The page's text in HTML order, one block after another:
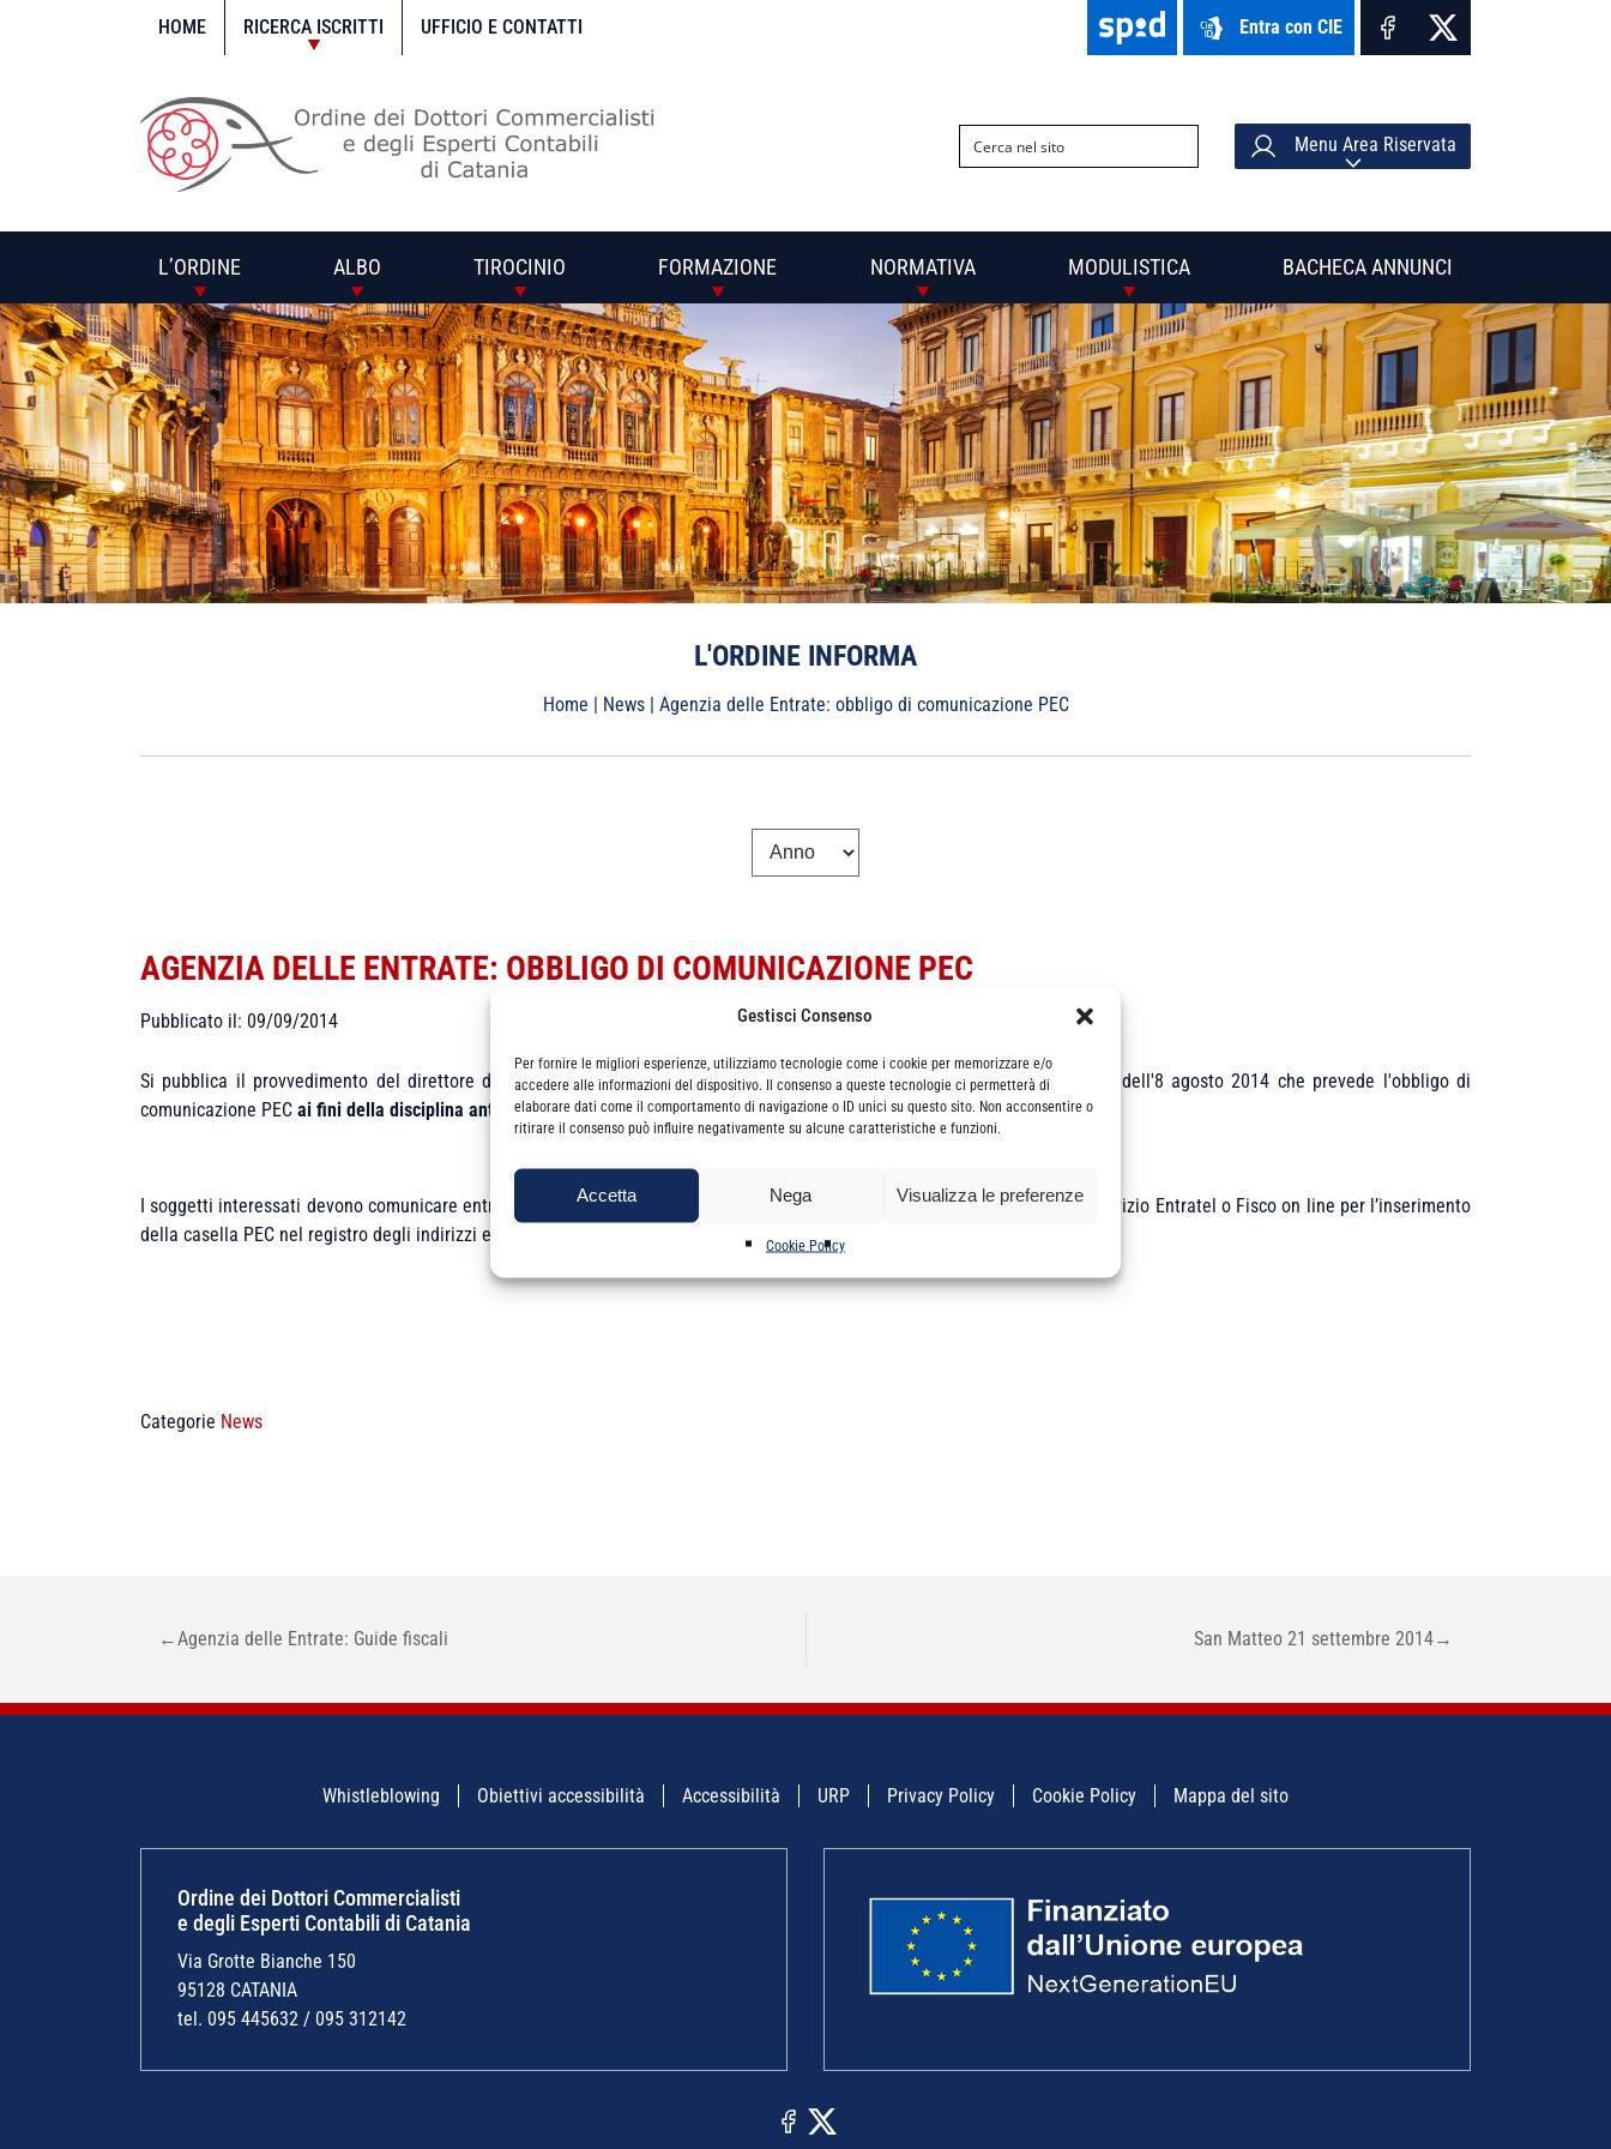
Gestisci Consenso
Per fornire le migliori esperienze, utilizziamo tecnologie come i cookie per memorizzare e/o
accedere alle informazioni del dispositivo. Il consenso a queste tecnologie ci permetterà di
elaborare dati come il comportamento di navigazione o ID unici su questo sito. Non acconsentire o
ritirare il consenso può influire negativamente su alcune caratteristiche e funzioni.
Accetta Nega Visualizza le preferenze
Cookie Policy
HOME RICERCA ISCRITTI UFFICIO E CONTATTI Entra con CIE
Menu Area Riservata
L’ORDINE ALBO TIROCINIO FORMAZIONE NORMATIVA MODULISTICA BACHECA ANNUNCI
L'ORDINE INFORMA
Home | News| Agenzia delle Entrate: obbligo di comunicazione PEC
AGENZIA DELLE ENTRATE: OBBLIGO DI COMUNICAZIONE PEC
Pubblicato il: 09/09/2014
Si pubblica il provvedimento del direttore dell'Agenzia delle Entrate e del comandante generale della Guardia di finanza dell'8 agosto 2014 che prevede l'obbligo di
comunicazione PEC ai fini della disciplina antiriciclaggio.
I soggetti interessati devono comunicare entro il 31 ottobre all’Agenzia delle Entrate il proprio indirizzo PEC utilizzando il servizio Entratel o Fisco on line per l’inserimento
della casella PEC nel registro degli indirizzi elettronici
Categorie News
←Agenzia delle Entrate: Guide fiscali San Matteo 21 settembre 2014→
Whistleblowing Obiettivi accessibilità Accessibilità URP Privacy Policy Cookie Policy Mappa del sito
Ordine dei Dottori Commercialisti
e degli Esperti Contabili di Catania
Via Grotte Bianche 150
95128 CATANIA
tel. 095 445632 / 095 312142